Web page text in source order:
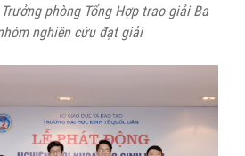
phòng Tổng Hợp trao giải Ba
nghiên cứu đạt giải